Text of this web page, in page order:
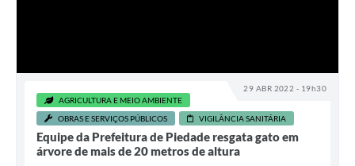
29 ABR 2022 - 19h30
AGRICULTURA E MEIO AMBIENTE
OBRAS E SERVIÇOS PÚBLICOS
VIGILÂNCIA SANITÁRIA
Equipe da Prefeitura de Piedade resgata gato em
árvore de mais de 20 metros de altura